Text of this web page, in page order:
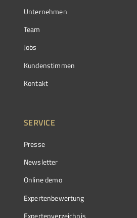
Unternehmen
Team
Jobs
Kundenstimmen
Kontakt
SERVICE
Presse
Newsletter
Online demo
Expertenbewertung
Expertenverzeichnis